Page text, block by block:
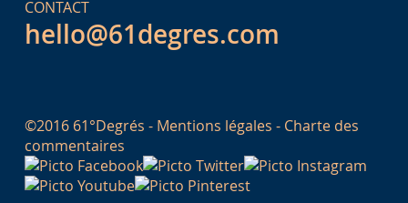
CONTACT
hello@61degres.com
©2016 61°Degrés - Mentions légales - Charte des
commentaires